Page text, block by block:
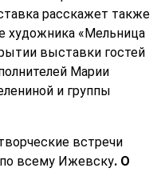
расскажет также
художника «Мельница
выставки гостей
Марии
и группы
встречи
всему Ижевску. О